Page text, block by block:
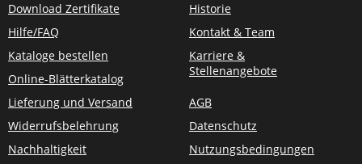
Download Zertifikate
Hilfe/FAQ
Kataloge bestellen
Online-Blätterkatalog
Lieferung und Versand
Widerrufsbelehrung
Nachhaltigkeit
Historie
Kontakt & Team
Karriere &
Stellenangebote
AGB
Datenschutz
Nutzungsbedingungen